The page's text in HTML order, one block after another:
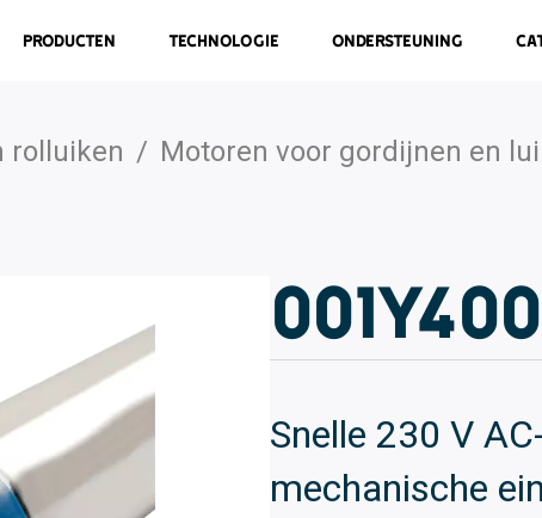
Producten Technologie Ondersteuning
rolluiken / Motoren voor gordijnen en
Snelle 230 V
mechanische